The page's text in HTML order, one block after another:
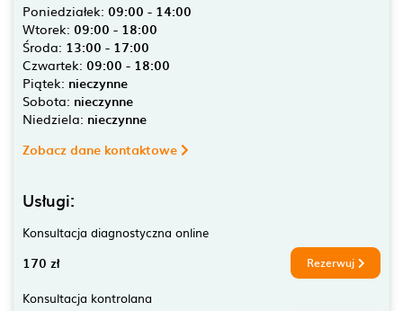
Poniedziałek: 09:00 - 14:00
Wtorek: 09:00 - 18:00
Środa: 13:00 - 17:00
Czwartek: 09:00 - 18:00
Piątek: nieczynne
Sobota: nieczynne
Niedziela: nieczynne
Zobacz dane kontaktowe
Usługi:
Konsultacja diagnostyczna online
170 zł Rezerwuj
Konsultacja kontrolana